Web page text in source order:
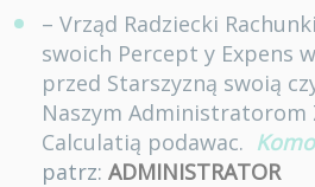
– Vrząd Radziecki
swoich Percept y Expens
przed Starszyzną swoią
Naszym Administratorom
Calculatią podawac.
patrz: ADMINISTRATOR